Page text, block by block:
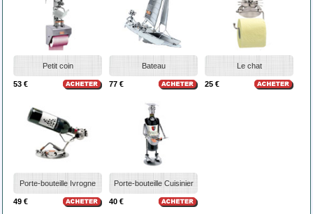
Petit coin
53 €
Bateau
77 €
Le chat
25 €
Porte-bouteille Ivrogne
49 €
Porte-bouteille Cuisinier
40 €